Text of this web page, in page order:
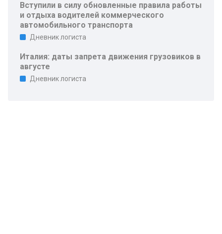
Вступили в силу обновленные правила работы
и отдыха водителей коммерческого
автомобильного транспорта
Дневник логиста
Италия: даты запрета движения грузовиков в
августе
Дневник логиста